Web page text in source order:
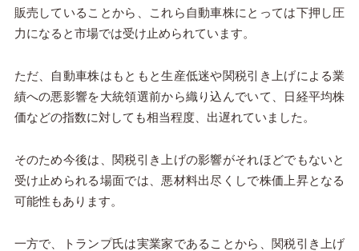
販売していることから、これら自動車株にとっては下押し圧
力になると市場では受け止められています。
ただ、自動車株はもともと生産低迷や関税引き上げによる業
績への悪影響を大統領選前から織り込んでいて、日経平均株
価などの指数に対しても相当程度、出遅れていました。
そのため今後は、関税引き上げの影響がそれほどでもないと
受け止められる場面では、悪材料出尽くしで株価上昇となる
可能性もあります。
一方で、トランプ氏は実業家であることから、関税引き上げ